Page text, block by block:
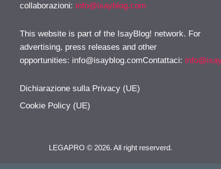
collaborazioni: info@isayblog.com
This website is part of the IsayBlog! network. For
advertising, press releases and other
opportunities: info@isayblog.comContattaci:
Dichiarazione sulla Privacy (UE)
Cookie Policy (UE)
LEGAPRO © 2026. All right reserverd.